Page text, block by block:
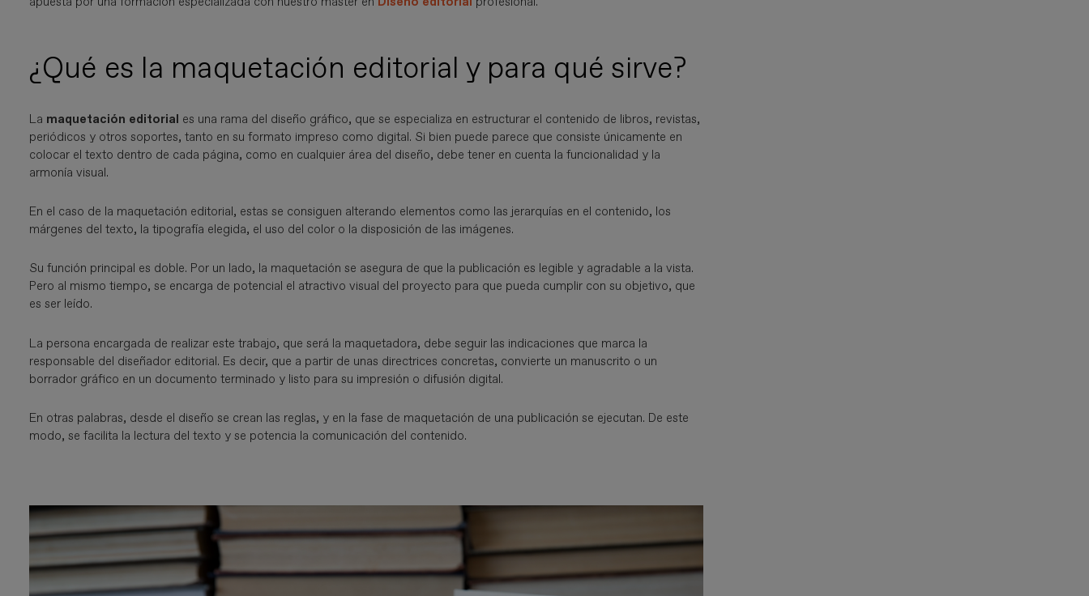
¿Qué es la maquetación editorial y para qué sirve?
La maquetación editorial es una rama del diseño gráfico, que se especializa en estructurar el contenido de libros, revistas,
periódicos y otros soportes, tanto en su formato impreso como digital. Si bien puede parece que consiste únicamente en
colocar el texto dentro de cada página, como en cualquier área del diseño, debe tener en cuenta la funcionalidad y la
armonía visual.
En el caso de la maquetación editorial, estas se consiguen alterando elementos como las jerarquías en el contenido, los
márgenes del texto, la tipografía elegida, el uso del color o la disposición de las imágenes.
Su función principal es doble. Por un lado, la maquetación se asegura de que la publicación es legible y agradable a la vista.
Pero al mismo tiempo, se encarga de potencial el atractivo visual del proyecto para que pueda cumplir con su objetivo, que
es ser leído.
La persona encargada de realizar este trabajo, que será la maquetadora, debe seguir las indicaciones que marca la
responsable del diseñador editorial. Es decir, que a partir de unas directrices concretas, convierte un manuscrito o un
borrador gráfico en un documento terminado y listo para su impresión o difusión digital.
En otras palabras, desde el diseño se crean las reglas, y en la fase de maquetación de una publicación se ejecutan. De este
modo, se facilita la lectura del texto y se potencia la comunicación del contenido.
Imagen